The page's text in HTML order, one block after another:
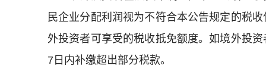
民企业分配利润视为不符合本公告规定的税
外投资者可享受的税收抵免额度。如境外投
7 日内补缴超出部分税款。